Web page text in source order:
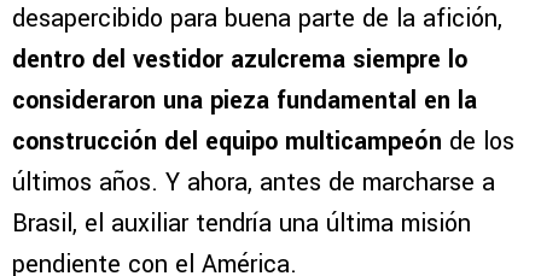
desapercibido para buena parte de la afición,
dentro del vestidor azulcrema siempre lo
consideraron una pieza fundamental en la
construcción del equipo multicampeón de los
últimos años. Y ahora, antes de marcharse a
Brasil, el auxiliar tendría una última misión
pendiente con el América.